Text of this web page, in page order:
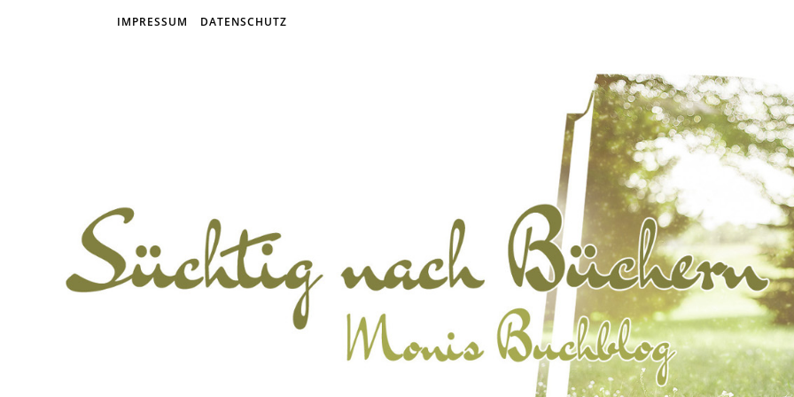
IMPRESSUM DATENSCHUTZ